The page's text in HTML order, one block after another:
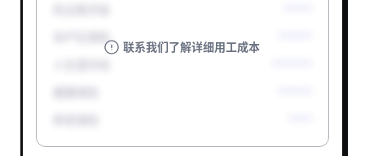
联系我们了解详细用工成本
孕产妇津贴